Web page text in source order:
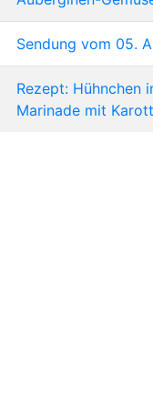
Sendung vom 05.
Rezept: Hühnchen
Marinade mit